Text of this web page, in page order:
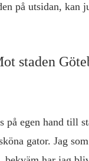
på utsidan,
staden
på egen hand till
gator. Jag